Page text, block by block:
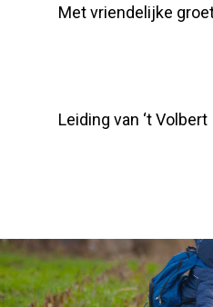
Met vriendelijke
Leiding van ‘t Volbert